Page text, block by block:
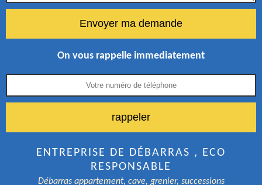
On vous rappelle immediatement
ENTREPRISE DE DÉBARRAS , ECO
RESPONSABLE
Débarras appartement, cave, grenier, successions